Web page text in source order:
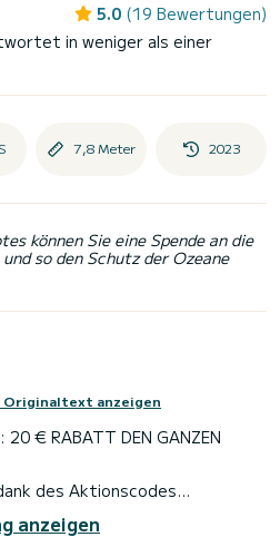
5.0 (19 Bewertungen)
in weniger als einer
7,8 Meter 2023
können Sie eine Spende an die
so den Schutz der Ozeane
Originaltext anzeigen
20 € RABATT DEN GANZEN
des Aktionscodes
anzeigen